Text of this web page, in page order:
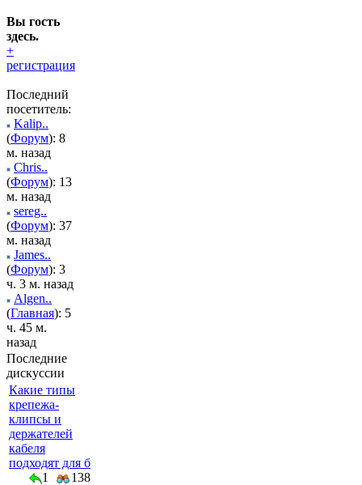
Вы гость
здесь.
+
регистрация
Последний
посетитель:
Kalip..
(Форум): 8
м. назад
Chris..
(Форум): 13
м. назад
sereg..
(Форум): 37
м. назад
James..
(Форум): 3
ч. 3 м. назад
Algen..
(Главная): 5
ч. 45 м.
назад
Последние
дискуссии
Какие типы
крепежа-
клипсы и
держателей
кабеля
подходят для б
1
138